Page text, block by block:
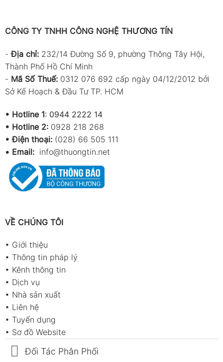
CÔNG TY TNHH CÔNG NGHỆ THƯƠNG TÍN
-Địa chỉ: 232/14 Đường Số 9, phường Thông Tây Hội,
Thành Phố Hồ Chí Minh
- Mã Số Thuế: 0312 076 692 cấp ngày 04/12/2012 bởi
Sở Kế Hoạch & Đầu Tư TP. HCM
• Hotline 1: 0944 2222 14
• Hotline 2: 0928 218 268
• Điện thoại: (028) 66 505 111
• Email: info@thuongtin.net
VỀ CHÚNG TÔI
• Giới thiệu
• Thông tin pháp lý
• Kênh thông tin
• Dịch vụ
• Nhà sản xuất
• Liên hệ
• Tuyển dụng
• Sơ đồ Website
Đối Tác Phân Phối